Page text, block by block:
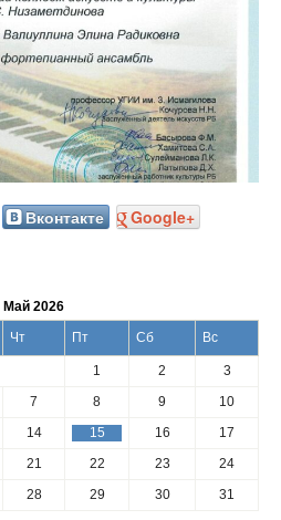
Вконтакте Google+
Май 2026
Чт Пт Сб Вс
1 2
3
7 8 9
10
14 15 16
17
21 22 23
24
28 29 30 31